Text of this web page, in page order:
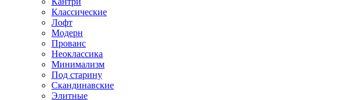
Классические
Лофт
Модерн
Прованс
Неоклассика
Минимализм
Под старину
Скандинавские
Элитные